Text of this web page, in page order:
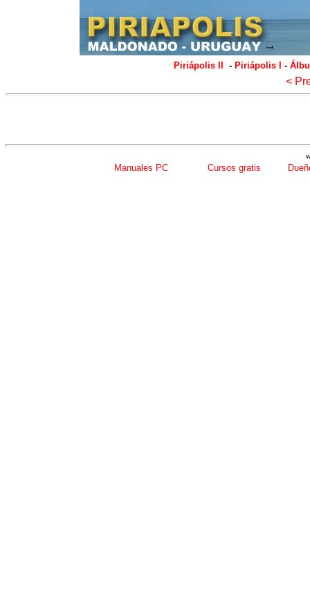
Piriápolis II - Piriápolis I -
<
Manuales PC Cursos gratis